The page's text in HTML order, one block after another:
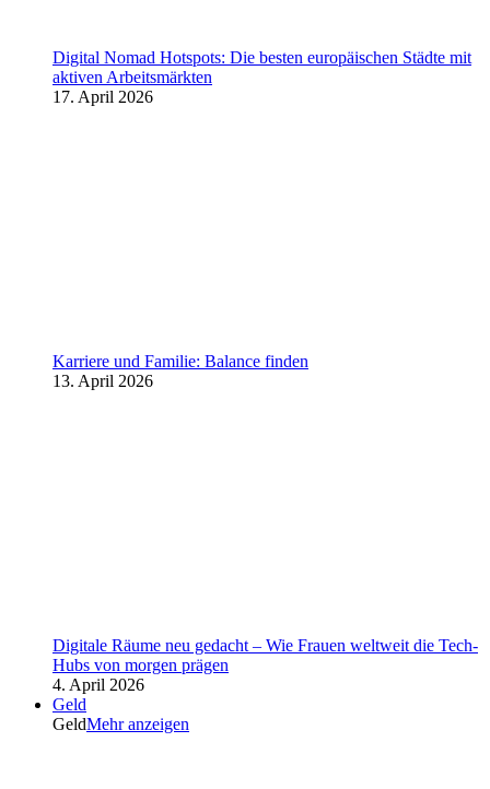
Digital Nomad Hotspots: Die besten europäischen Städte mit
aktiven Arbeitsmärkten
17. April 2026
Karriere und Familie: Balance finden
13. April 2026
Digitale Räume neu gedacht – Wie Frauen weltweit die Tech-
Hubs von morgen prägen
4. April 2026
Geld
GeldMehr anzeigen